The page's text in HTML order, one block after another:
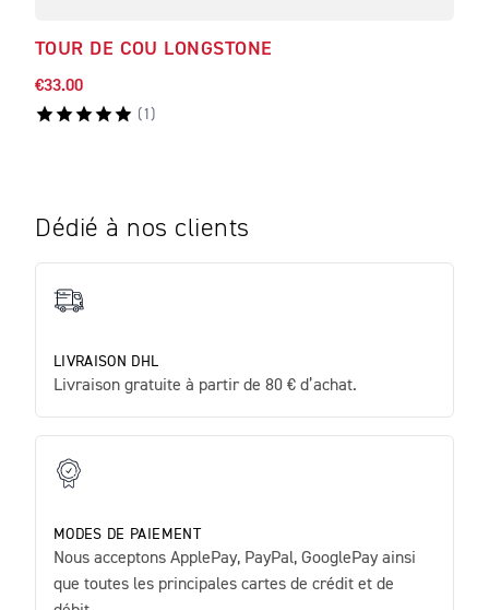
TOUR DE COU LONGSTONE
€33.00
( 1 )
Dédié à nos clients
LIVRAISON DHL
Livraison gratuite à partir de 80 € d’achat.
MODES DE PAIEMENT
Nous acceptons ApplePay, PayPal, GooglePay ainsi
que toutes les principales cartes de crédit et de